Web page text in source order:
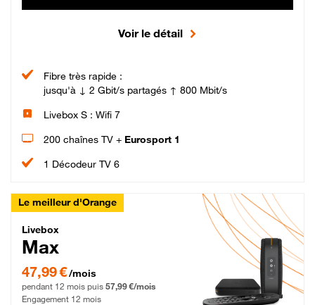
Voir le détail
Fibre très rapide :
jusqu'à ↓ 2 Gbit/s partagés ↑ 800 Mbit/s
Livebox S : Wifi 7
200 chaînes TV + Eurosport 1
1 Décodeur TV 6
Le meilleur d'Orange
Livebox Max Fibre
Livebox
Max
47,99 € par mois pendant 12 mois puis 57,99 € par mois, Engagement 12 mois
47,99 €/mois
pendant 12 mois puis 57,99 €/mois
Engagement 12 mois